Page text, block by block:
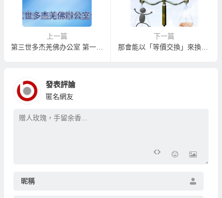
上一篇
第三世多杰羌佛办公室 第一号公告 (07/20/2008)
下一篇
那會能以「等價交換」來換取「福報」! （天空）
發表評論
匿名網友
昵稱